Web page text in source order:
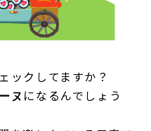
ックしてますか？
ヌ になるんでしょう